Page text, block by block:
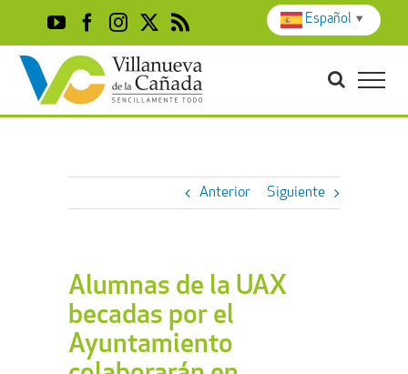
content
YouTubeFacebook
Instagram
X Rss
Anterior Siguiente
Alumnas de la UAX
becadas por el
Ayuntamiento
Español ▼